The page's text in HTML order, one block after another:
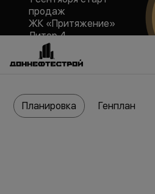
продаж
ЖК «Притяжение»
Литер 4
Планировка Генплан